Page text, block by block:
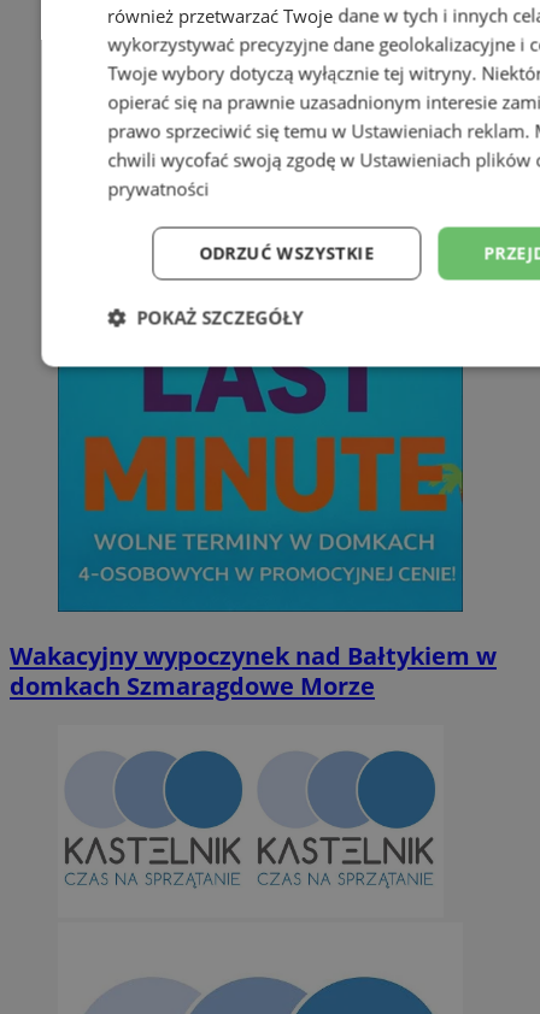
Wakacyjny wypoczynek nad Bałtykiem w
domkach Szmaragdowe Morze
również przetwarzać Twoje dane w tych i innych
wykorzystywać precyzyjne dane geolokalizacyjne i
Twoje wybory dotyczą wyłącznie tej witryny.
opierać się na prawnie uzasadnionym interesie
prawo sprzeciwić się temu w Ustawieniach reklam.
chwili wycofać swoją zgodę w Ustawieniach plików
prywatności
ODRZUĆ WSZYSTKIE
POKAŻ SZCZEGÓŁY
Niezbędne Wydajność
Niesklasyfikowane
Niezbędne pliki cookie umożliwiają korzystanie z podstawowych
takich jak logowanie użytkownika i zarządzanie kontem. Bez
Nazwa
Provider/
Domena
SessID
orzesze.com.pl
QeSessID orzesze.com.pl